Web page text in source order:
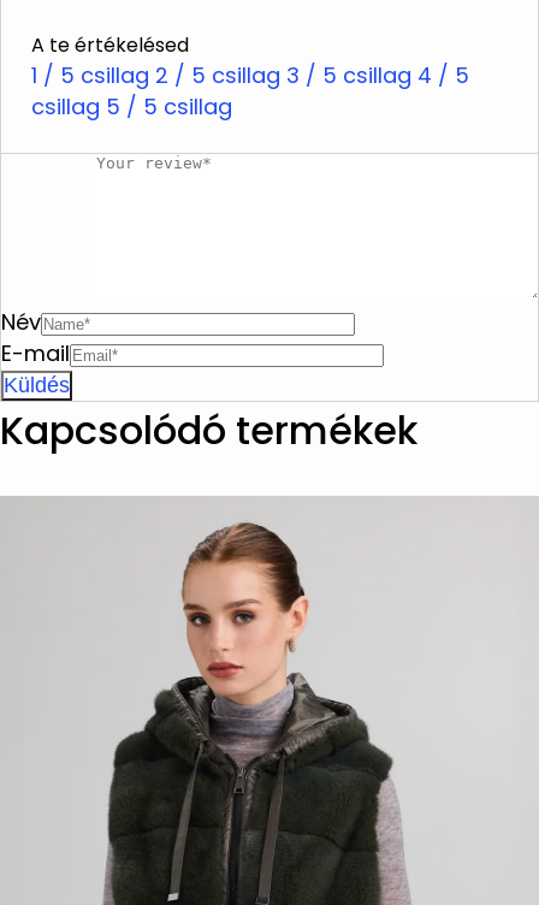
Ne szárítsa szárítógépben
Ne facsarja ki
A te értékelésed
1 / 5 csillag 2 / 5 csillag 3 / 5 csillag 4 / 5
csillag 5 / 5 csillag
Név
E-mail
Kapcsolódó termékek